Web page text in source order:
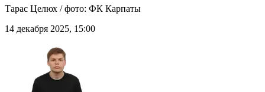
Тарас Целюх / фото: ФК Карпаты
14 декабря 2025, 15:00